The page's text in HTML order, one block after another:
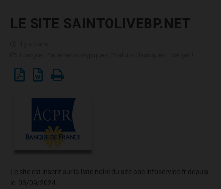
LE SITE SAINTOLIVEBP.NET
Le site est inscrit sur la liste noire du site abe-infoservice.fr depuis
le 03/09/2024.